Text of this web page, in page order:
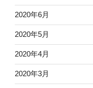
2020年6月
2020年5月
2020年4月
2020年3月